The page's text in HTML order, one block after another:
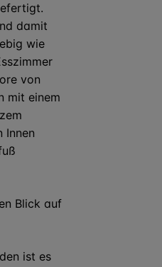
damit
wie
von
mit einem
Innen
Blick auf
ist es